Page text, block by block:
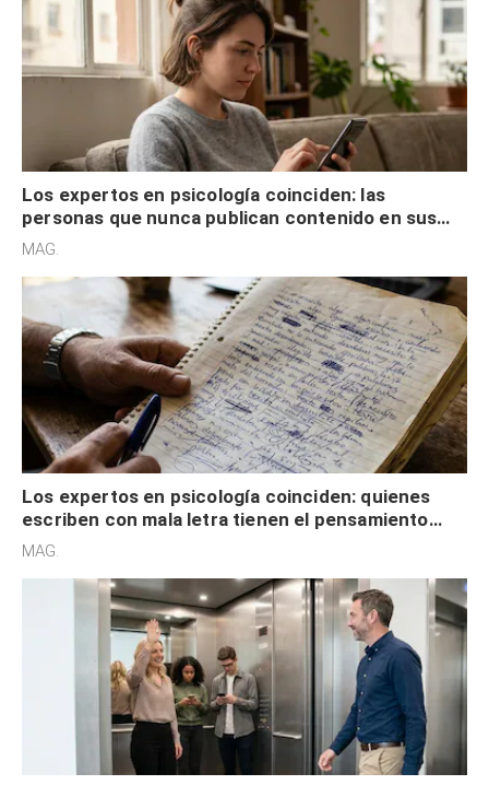
Los expertos en psicología coinciden: las
personas que nunca publican contenido en sus
redes sociales no pretenden buscar validación
MAG.
Los expertos en psicología coinciden: quienes
escriben con mala letra tienen el pensamiento
acelerado y no lo hacen por desinterés
MAG.